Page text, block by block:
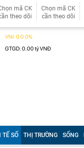
mã CK
theo dõi
Chọn mã CK
cần theo dõi
TẾ SỐ THỊ TRƯỜNG SỐNG